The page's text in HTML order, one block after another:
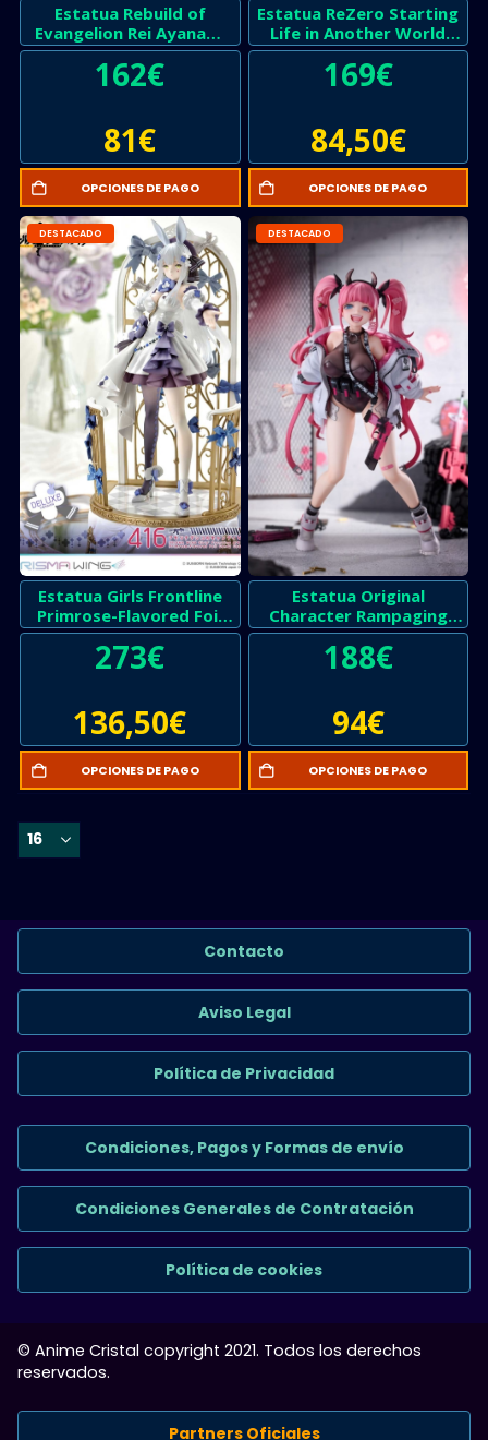
Estatua Rebuild of
Evangelion Rei Ayanami
Long Hair Version
162€
81€
OPCIONES DE PAGO
Estatua ReZero Starting
Life in Another World
Rem Aqua Dress
169€
84,50€
OPCIONES DE PAGO
DESTACADO
Estatua Girls Frontline
Primrose-Flavored Foil
Candy Costume Deluxe
Version
273€
136,50€
OPCIONES DE PAGO
DESTACADO
Estatua Original
Character Rampaging
Twin-tail Arisa
188€
94€
OPCIONES DE PAGO
Contacto
Aviso Legal
Política de Privacidad
Condiciones, Pagos y Formas de envío
Condiciones Generales de Contratación
Política de cookies
© Anime Cristal copyright 2021. Todos los derechos
reservados.
Partners Oficiales